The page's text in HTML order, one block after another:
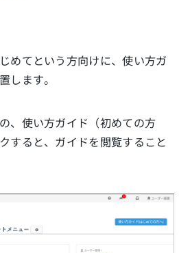
めてという方向けに、使い方ガ
します。
、使い方ガイド（初めての方
すると、ガイドを閲覧すること